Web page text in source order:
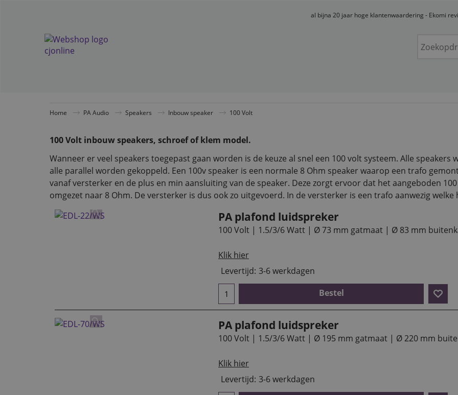
al bijna 20 jaar hoge klantenwaardering - Ekomi
Home PA Audio Speakers Inbouw speaker 100 Volt
100 Volt inbouw speakers, schroef of klem model.
Wanneer er veel speakers toegepast gaan worden is de keuze al snel een 100 volt systeem. Alle
alle parallel worden gekoppeld. Een 100v speaker is een normale 8 Ohm speaker waarop een trafo
vanaf versterker en de plus en min aansluiting van de speaker. Deze zorgt ervoor dat het aangeboden
omgezet naar 8 Ohm. De versterker is dus ook zo uitgevoerd. In de versterker is een trafo aanwezig
PA plafond luidspreker
100 Volt | 1.5/3/6 Watt | Ø 73 mm gatmaat | Ø 83 mm
Klik hier
Levertijd: 3-6 werkdagen
Bestel
PA plafond luidspreker
100 Volt | 1.5/3/6 Watt | Ø 195 mm gatmaat | Ø 220 mm
Klik hier
Levertijd: 3-6 werkdagen